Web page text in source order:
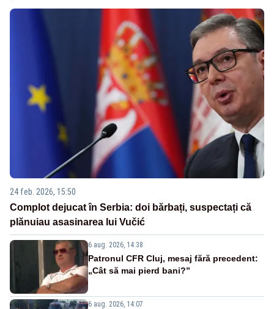
24 feb. 2026, 15:50
Complot dejucat în Serbia: doi bărbați, suspectați că
plănuiau asasinarea lui Vučić
6 aug. 2026, 14:38
Patronul CFR Cluj, mesaj fără precedent:
„Cât să mai pierd bani?”
6 aug. 2026, 14:07